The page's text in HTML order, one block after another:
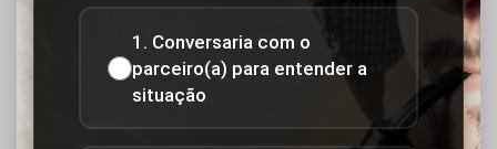
1. Conversaria com o
parceiro(a) para entender a
situação